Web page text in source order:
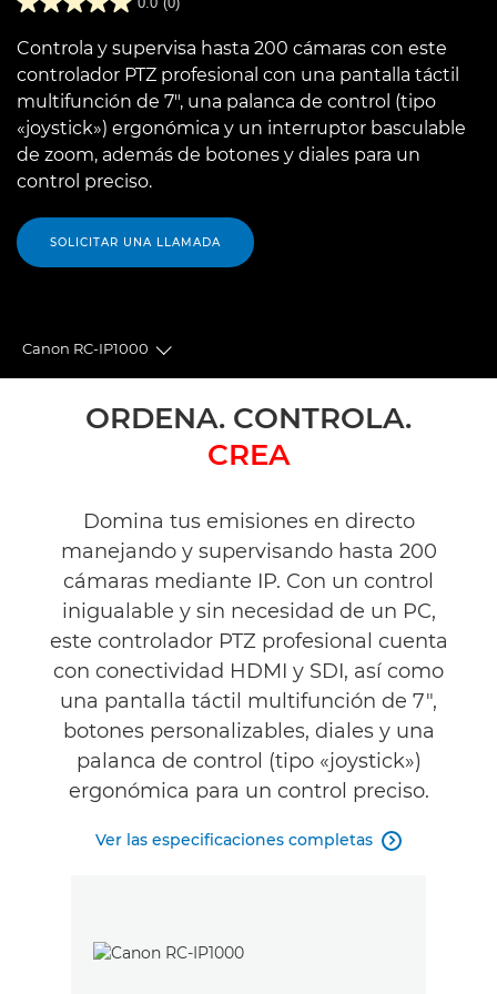
Controla y supervisa hasta 200 cámaras con este
controlador PTZ profesional con una pantalla táctil
multifunción de 7", una palanca de control (tipo
«joystick») ergonómica y un interruptor basculable
de zoom, además de botones y diales para un
control preciso.
SOLICITAR UNA LLAMADA
Canon RC-IP1000
Toggle breadcrumbs
Valoraciones
Asistencia
ORDENA. CONTROLA.
CREA
Domina tus emisiones en directo
manejando y supervisando hasta 200
cámaras mediante IP. Con un control
inigualable y sin necesidad de un PC,
este controlador PTZ profesional cuenta
con conectividad HDMI y SDI, así como
una pantalla táctil multifunción de 7",
botones personalizables, diales y una
palanca de control (tipo «joystick»)
ergonómica para un control preciso.
Ver las especificaciones completas 